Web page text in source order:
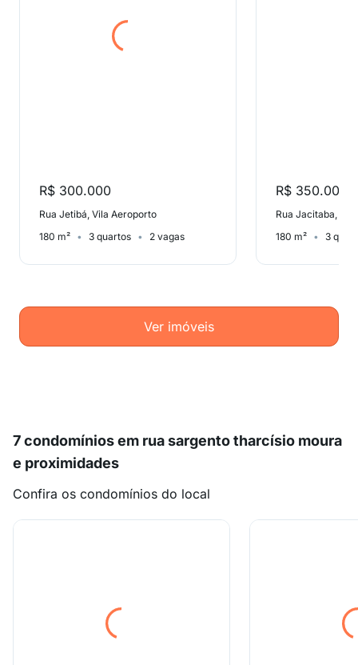
R$ 300.000
Rua Jetibá, Vila Aeroporto
180 m²
3 quartos 2 vagas
R$ 350.000
Rua Jacitaba,
180 m²
3
Ver imóveis
7 condomínios em rua sargento tharcísio moura
e proximidades
Confira os condomínios do local